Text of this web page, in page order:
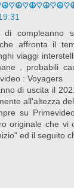
di
affronta il
viaggi
, probabili
: Voyagers
di uscita il
all'altezza
su
originale che vi
ed il seguito